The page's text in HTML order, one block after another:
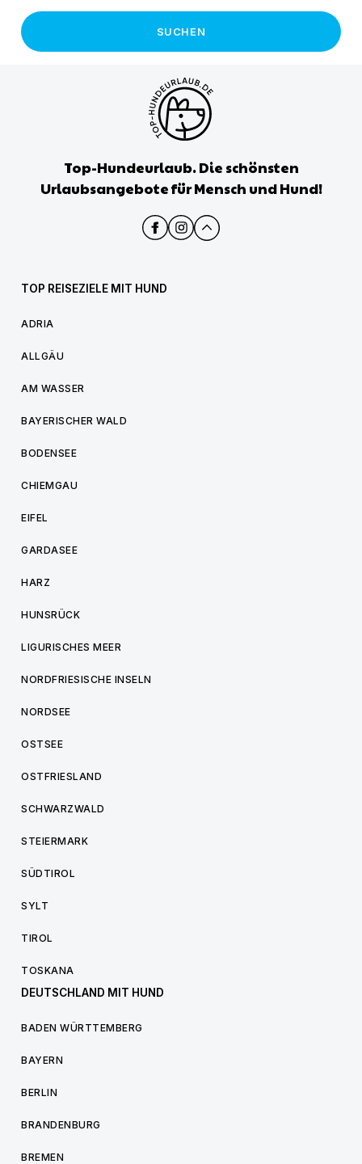
SUCHEN
Top-Hundeurlaub. Die schönsten
Urlaubsangebote für Mensch und Hund!
TOP REISEZIELE MIT HUND
ADRIA
ALLGÄU
AM WASSER
BAYERISCHER WALD
BODENSEE
CHIEMGAU
EIFEL
GARDASEE
HARZ
HUNSRÜCK
LIGURISCHES MEER
NORDFRIESISCHE INSELN
NORDSEE
OSTSEE
OSTFRIESLAND
SCHWARZWALD
STEIERMARK
SÜDTIROL
SYLT
TIROL
TOSKANA
DEUTSCHLAND MIT HUND
BADEN WÜRTTEMBERG
BAYERN
BERLIN
BRANDENBURG
BREMEN